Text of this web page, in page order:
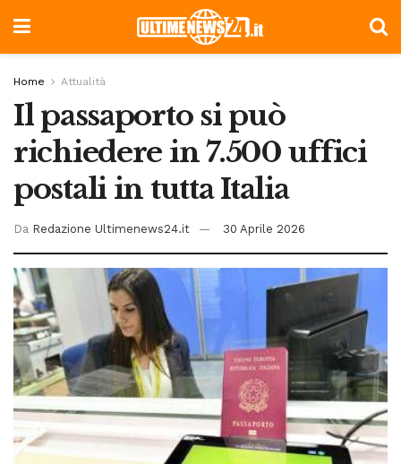
Home Attualità
Il passaporto si può
richiedere in 7.500 uffici
postali in tutta Italia
Da Redazione Ultimenews24.it 30 Aprile 2026